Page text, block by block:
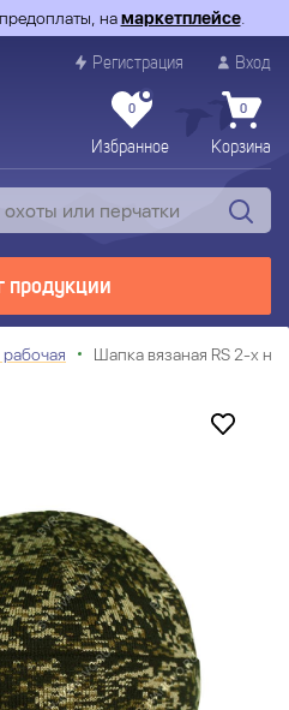
намаркетплейсе.
Регистрация Вход
0
Избранное
0
Корзина
продукции
Шапка вязаная RS 2-х